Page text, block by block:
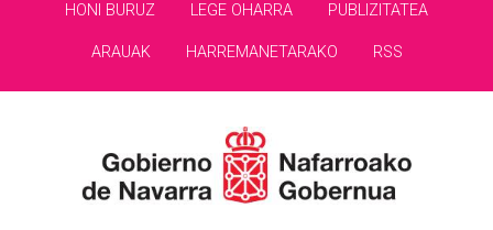
HONI BURUZ LEGE OHARRA PUBLIZITATEA
ARAUAK HARREMANETARAKO RSS